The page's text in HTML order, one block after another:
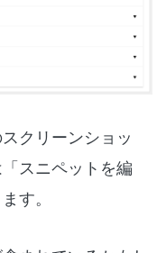
クリーンショッ
スニペットを編
す。